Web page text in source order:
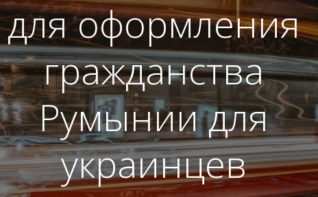
для оформления
гражданства
Румынии для
украинцев